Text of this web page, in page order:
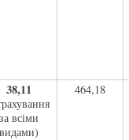
38,11
за всіми
видами)
464,18